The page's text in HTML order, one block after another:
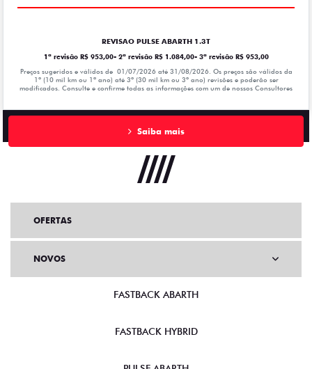
REVISAO PULSE ABARTH 1.3T
1ª revisão R$ 953,00- 2ª revisão R$ 1.084,00- 3ª revisão R$ 953,00
Preços sugeridos e válidos de 01/07/2026 até 31/08/2026. Os preços são válidos da
1º (10 mil km ou 1ª ano) até 3º (30 mil km ou 3º ano) revisões e poderão ser
modificados. Consulte e confirme todas as informações com um de nossos Consultores
Saiba mais
OFERTAS
NOVOS
FASTBACK ABARTH
FASTBACK HYBRID